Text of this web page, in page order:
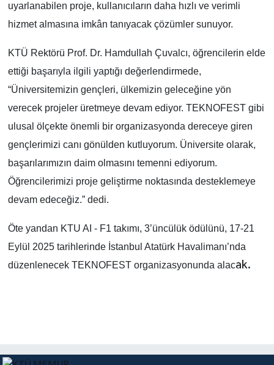
uyarlanabilen proje, kullanıcıların daha hızlı ve verimli
hizmet almasına imkân tanıyacak çözümler sunuyor.
KTÜ Rektörü Prof. Dr. Hamdullah Çuvalcı, öğrencilerin elde
ettiği başarıyla ilgili yaptığı değerlendirmede,
“Üniversitemizin gençleri, ülkemizin geleceğine yön
verecek projeler üretmeye devam ediyor. TEKNOFEST gibi
ulusal ölçekte önemli bir organizasyonda dereceye giren
gençlerimizi canı gönülden kutluyorum. Üniversite olarak,
başarılarımızın daim olmasını temenni ediyorum.
Öğrencilerimizi proje geliştirme noktasında desteklemeye
devam edeceğiz.” dedi.
Öte yandan KTU AI - F1 takımı, 3’üncülük ödülünü, 17-21
Eylül 2025 tarihlerinde İstanbul Atatürk Havalimanı’nda
düzenlenecek TEKNOFEST organizasyonunda alacak.